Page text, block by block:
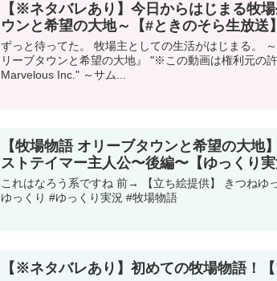
【※ネタバレあり】今日からはじまる牧
ウンと希望の大地～【#ときのそら生放送】
ずっと待ってた。 牧場主としての生活がはじまる。
リーブタウンと希望の大地』 "※この動画は権利元
Marvelous Inc." ～サム...
【牧場物語 オリーブタウンと希望の大地
ストテイマー主人公〜後編〜【ゆっくり実
これはなろう系ですね 前→ 【立ち絵提供】 きつねゆ
ゆっくり #ゆっくり実況 #牧場物語
【※ネタバレあり】初めての牧場物語！